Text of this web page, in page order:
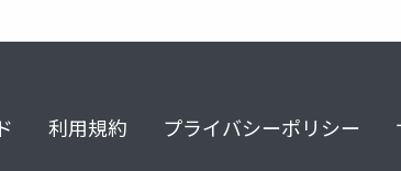
利用規約 プライバシーポリシー